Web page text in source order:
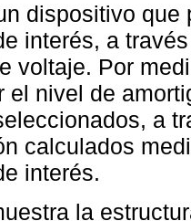
dispositivo
interés, a
voltaje. Por
el nivel de
a
calculados
interés.
la